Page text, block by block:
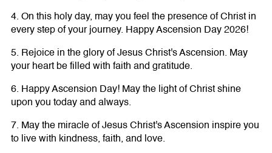
4. On this holy day, may you feel the presence of Christ in
every step of your journey. Happy Ascension Day 2026!
5. Rejoice in the glory of Jesus Christ's Ascension. May
your heart be filled with faith and gratitude.
6. Happy Ascension Day! May the light of Christ shine
upon you today and always.
7. May the miracle of Jesus Christ's Ascension inspire you
to live with kindness, faith, and love.